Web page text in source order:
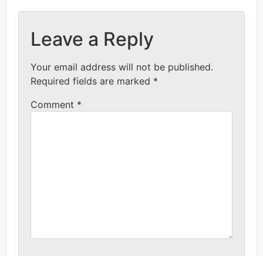
Leave a Reply
Your email address will not be published.
Required fields are marked *
Comment *